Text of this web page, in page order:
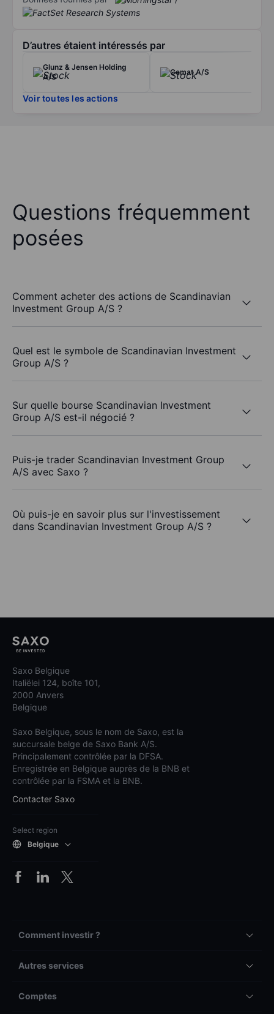
D’autres étaient intéressés par
Glunz & Jensen Holding
A/S
Cemat A/S
Voir toutes les actions
Questions fréquemment
posées
Comment acheter des actions de Scandinavian
Investment Group A/S ?
Quel est le symbole de Scandinavian Investment
Group A/S ?
Sur quelle bourse Scandinavian Investment
Group A/S est-il négocié ?
Puis-je trader Scandinavian Investment Group
A/S avec Saxo ?
Où puis-je en savoir plus sur l'investissement
dans Scandinavian Investment Group A/S ?
Saxo Belgique
Italiëlei 124, boîte 101,
2000 Anvers
Belgique
Saxo Belgique, sous le nom de Saxo, est la
succursale belge de Saxo Bank A/S.
Principalement contrôlée par la DFSA.
Enregistrée en Belgique auprès de la BNB et
contrôlée par la FSMA et la BNB.
Contacter Saxo
Select region
Belgique
Comment investir ?
Autres services
Comptes